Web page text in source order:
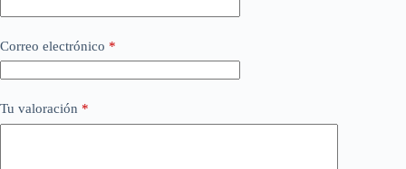
Correo electrónico *
Tu valoración *